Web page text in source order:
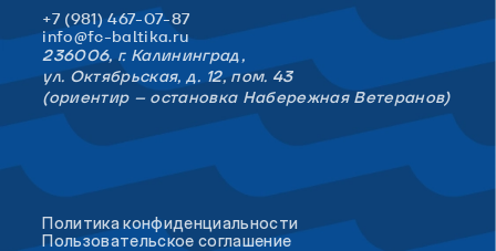
+7 (981) 467-07-87
info@fc-baltika.ru
236006, г. Калининград,
ул. Октябрьская, д. 12, пом. 43
(ориентир – остановка Набережная Ветеранов)
Политика конфиденциальности
Пользовательское соглашение